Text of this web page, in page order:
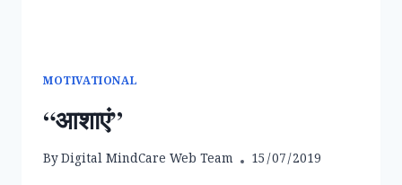
MOTIVATIONAL
“आशाएं”
ByDigital MindCare Web Team 15/07/2019